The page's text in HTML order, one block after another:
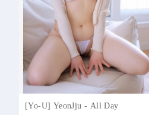
[Yo-U] YeonJju - All Day